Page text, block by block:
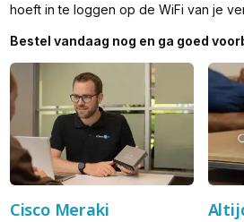
hoeft in te loggen op de WiFi van je
Bestel vandaag nog en ga goed
Cisco Meraki